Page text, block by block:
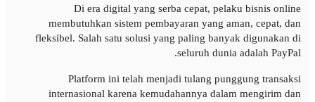
Di era digital yang serba cepat, pelaku bisnis online
membutuhkan sistem pembayaran yang aman, cepat, dan
fleksibel. Salah satu solusi yang paling banyak digunakan di
seluruh dunia adalah PayPal.
Platform ini telah menjadi tulang punggung transaksi
internasional karena kemudahannya dalam mengirim dan